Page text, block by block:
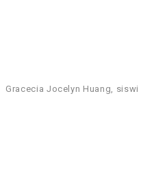
Gracecia Jocelyn Huang, siswi